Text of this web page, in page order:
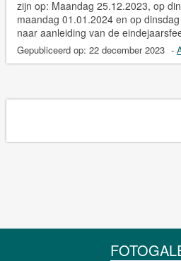
zijn op: Maandag 25.12.2023, op
maandag 01.01.2024 en op
naar aanleiding van de
Gepubliceerd op: 22 december 2023 -